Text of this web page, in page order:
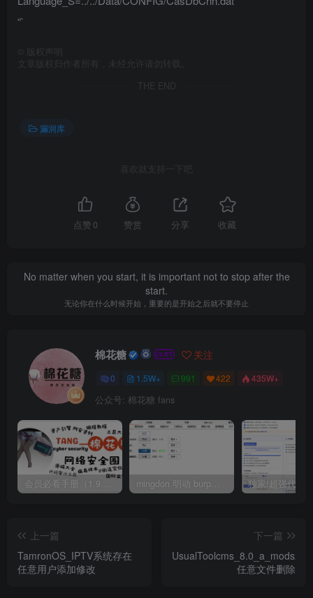
“`
版权声明
文章版权归作者所有，未经允许请勿转载。
THE END
漏洞库
喜欢就支持一下吧
点赞 0 赞赏 分享 收藏
No matter when you start, it is important not to stop after the
start.
无论你在什么时候开始，重要的是开始之后就不要停止
棉花糖 关注
0 1.5W+ 991 422 435W+
公众号: 棉花糖 fans
会员必看手册（1.9.0版本 26.4.5更新） mingdon 明动 burp插件0.2.6版本 本地时间校验去除版
上一篇
TamronOS_IPTV系统存在
任意用户添加修改
下一篇
任意文件删除